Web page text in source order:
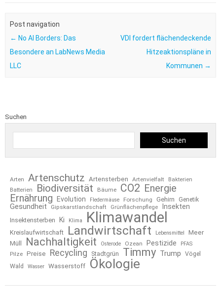
Post navigation
← No AI Borders: Das
Besondere an LabNews Media
LLC
VDI fordert flächendeckende
Hitzeaktionspläne in
Kommunen →
Suchen
Suchen
Arten Artenschutz Artensterben Artenvielfalt
Bakterien
Batterien
Biodiversität Bäume CO2 Energie
Ernährung
Evolution Fledermäuse Forschung Gehirn Genetik
Gesundheit Gipskarstlandschaft Grünflächenpflege Insekten
Insektensterben Ki Klima Klimawandel
Kreislaufwirtschaft Landwirtschaft Lebensmittel
Meer
Müll
Nachhaltigkeit Osterode Ozean Pestizide PFAS
Pilze Preise Recycling Stadtgrün Timmy Trump
Vögel
Wald
Wasser Wasserstoff Ökologie